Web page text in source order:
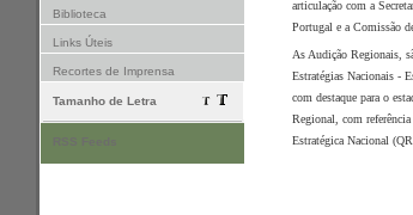
Biblioteca
Links Úteis
Recortes de Imprensa
Tamanho de Letra
articulação com a
Portugal e a Comissão
As Audição Regionais,
Estratégias Nacionais -
com destaque para o
Regional, com
Estratégica Nacional